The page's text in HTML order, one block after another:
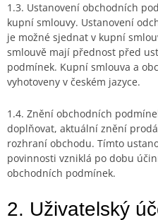
1.3. Ustanovení obchodních
kupní smlouvy. Ustanovení
je možné sjednat v kupní
smlouvě mají přednost před
podmínek. Kupní smlouva a
vyhotoveny v českém jazyce.
1.4. Znění obchodních
doplňovat, aktuální znění
rozhraní obchodu. Tímto
povinnosti vzniklá po dobu
obchodních podmínek.
2. Uživatelský